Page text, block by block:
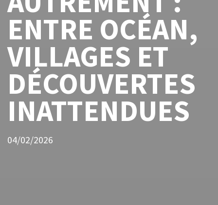
ENTRE OCÉAN,
VILLAGES ET
DÉCOUVERTES
INATTENDUES
04/02/2026